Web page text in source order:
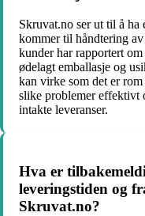
Skruvat.no ser ut til å ha
kommer til håndtering
kunder har rapportert
ødelagt emballasje og
kan virke som det er
slike problemer effektivt
intakte leveranser.
Hva er
leveringstiden og
Skruvat.no?